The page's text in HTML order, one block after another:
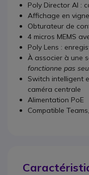
Poly Director AI :
Affichage en
Obturateur de
4 micros MEMS
Poly Lens :
À associer à une
fonctionne pas
Switch intelligent
caméra centrale
Alimentation PoE
Compatible